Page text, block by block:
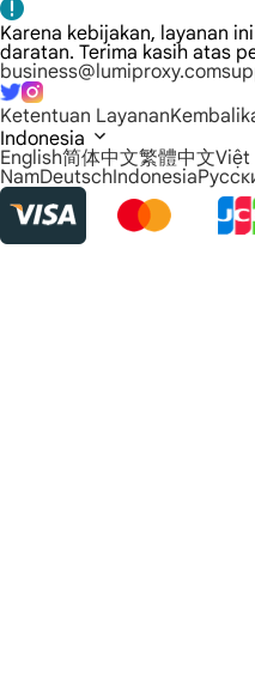
Karena kebijakan, layanan
daratan. Terima kasih atas
business@lumiproxy.com
Ketentuan Layanan
Indonesia
English简体中文繁體中文Việt
NamDeutschIndonesia